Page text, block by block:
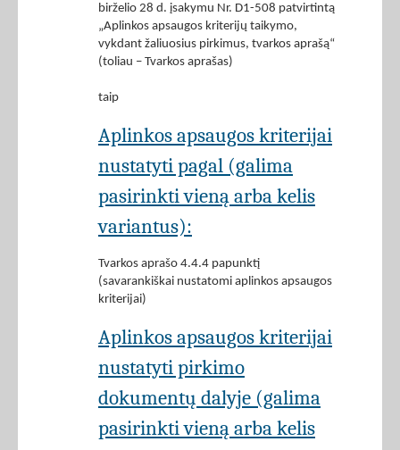
birželio 28 d. įsakymu Nr. D1-508 patvirtintą
„Aplinkos apsaugos kriterijų taikymo,
vykdant žaliuosius pirkimus, tvarkos aprašą“
(toliau – Tvarkos aprašas)
taip
Aplinkos apsaugos kriterijai
nustatyti pagal (galima
pasirinkti vieną arba kelis
variantus):
Tvarkos aprašo 4.4.4 papunktį
(savarankiškai nustatomi aplinkos apsaugos
kriterijai)
Aplinkos apsaugos kriterijai
nustatyti pirkimo
dokumentų dalyje (galima
pasirinkti vieną arba kelis